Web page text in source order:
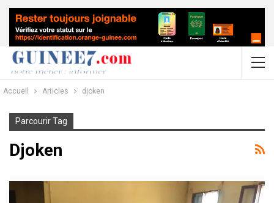
Accueil Articles djoken
Parcourir Tag
Djoken